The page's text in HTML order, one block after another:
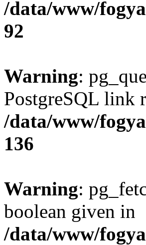
/data/www/
92
Warning:
PostgreSQL link
/data/www/
136
Warning:
boolean given in
/data/www/